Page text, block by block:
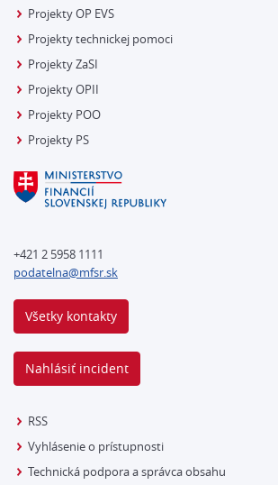
Projekty OP EVS
Projekty technickej pomoci
Projekty ZaSI
Projekty OPII
Projekty POO
Projekty PS
+421 2 5958 1111
podatelna@mfsr.sk
Všetky kontakty
Nahlásiť incident
RSS
Vyhlásenie o prístupnosti
Technická podpora a správca obsahu